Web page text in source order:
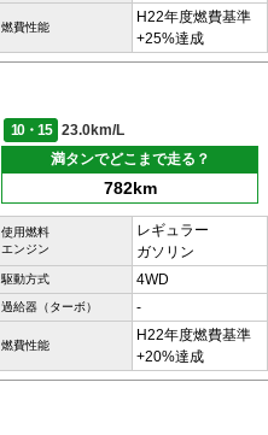
燃費性能
H22年度燃費基準
+25%達成
10・15
23.0km/L
満タンでどこまで走る？
782km
使用燃料
エンジン
レギュラー
ガソリン
駆動方式 4WD
過給器（ターボ） -
燃費性能
H22年度燃費基準
+20%達成